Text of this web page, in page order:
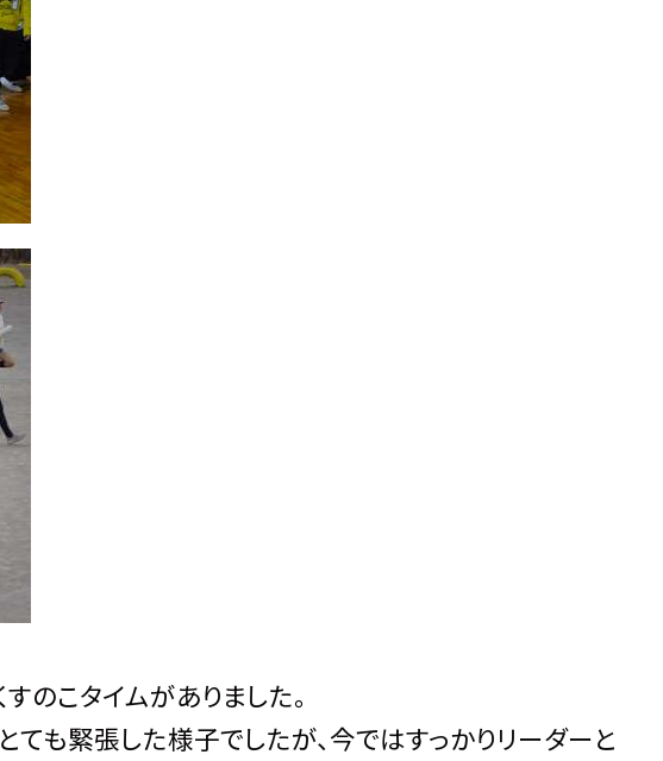
のこタイムがありました。
も緊張した様子でしたが、今ではすっかりリーダーと